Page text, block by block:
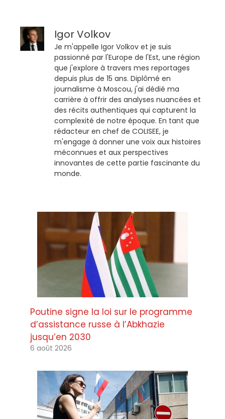
Igor Volkov
Je m'appelle Igor Volkov et je suis
passionné par l'Europe de l'Est, une région
que j'explore à travers mes reportages
depuis plus de 15 ans. Diplômé en
journalisme à Moscou, j'ai dédié ma
carrière à offrir des analyses nuancées et
des récits authentiques qui capturent la
complexité de notre époque. En tant que
rédacteur en chef de COLISEE, je
m'engage à donner une voix aux histoires
méconnues et aux perspectives
innovantes de cette partie fascinante du
monde.
Poutine signe la loi sur le programme
d’assistance russe à l’Abkhazie
jusqu’en 2030
6 août 2026